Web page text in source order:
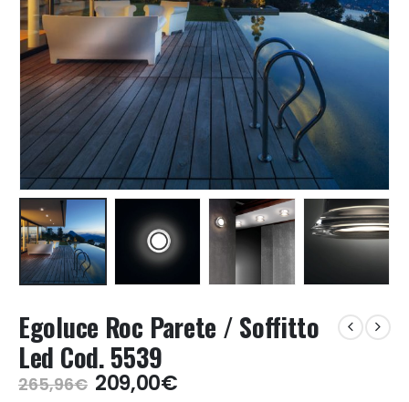
Egoluce Roc Parete / Soffitto
Led Cod. 5539
265,96€ Il
209,00€Il